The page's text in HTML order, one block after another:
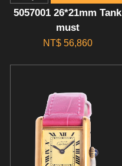
5057001 26*21mm Tank
must
NT$ 56,860